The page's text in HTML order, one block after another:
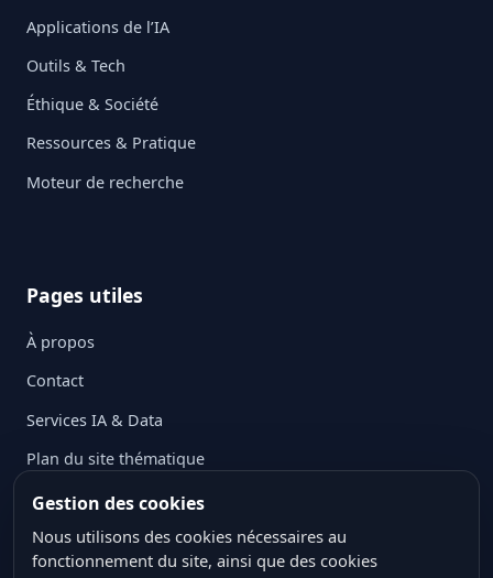
Applications de l’IA
Outils & Tech
Éthique & Société
Ressources & Pratique
Moteur de recherche
Pages utiles
À propos
Contact
Services IA & Data
Plan du site thématique
Mentions légales
Politique de confidentialité
Gestion des cookies
Nous utilisons des cookies nécessaires au
fonctionnement du site, ainsi que des cookies